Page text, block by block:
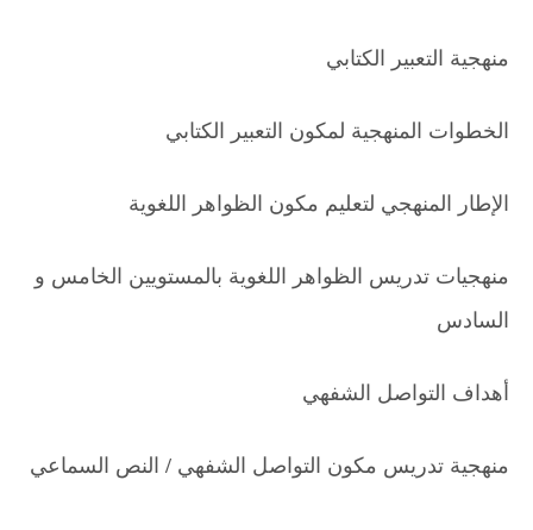
منهجية التعبير الكتابي
الخطوات المنهجية لمكون التعبير الكتابي
الإطار المنهجي لتعليم مكون الظواهر اللغوية
منهجيات تدريس الظواهر اللغوية بالمستويين الخامس و
السادس
أهداف التواصل الشفهي
منهجية تدريس مكون التواصل الشفهي / النص السماعي